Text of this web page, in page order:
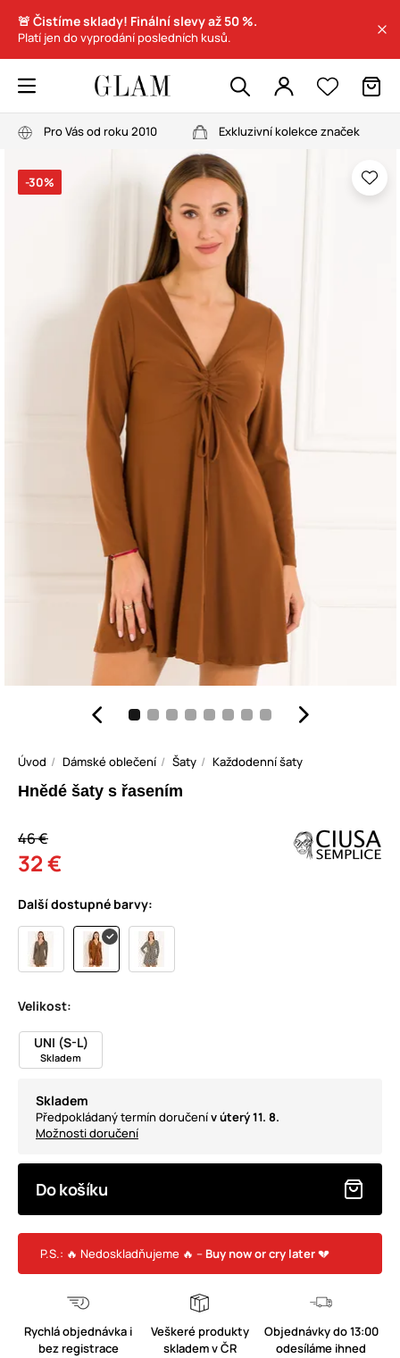
🚨 Čistíme sklady! Finální slevy až 50 %.
Platí jen do vyprodání posledních kusů.
Pro Vás od roku 2010 Exkluzivní kolekce značek
-30%
Úvod Dámské oblečení Šaty Každodenní šaty
Hnědé šaty s řasením
46 €
32 €
Další dostupné barvy:
Velikost:
UNI (S-L)
Skladem
Skladem
Předpokládaný termín doručenív úterý 11. 8.
Možnosti doručení
Do košíku
P.S.: 🔥 Nedoskladňujeme 🔥 – Buy now or cry later💔
Rychlá objednávka i
bez registrace
Veškeré produkty
skladem v ČR
Objednávky do 13:00
odesíláme ihned